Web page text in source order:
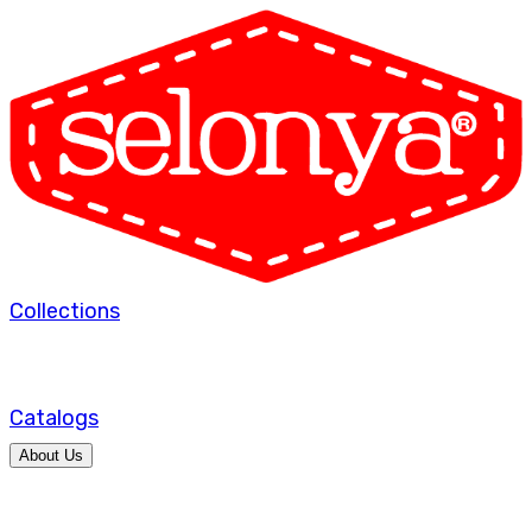
Collections
Catalogs
About Us